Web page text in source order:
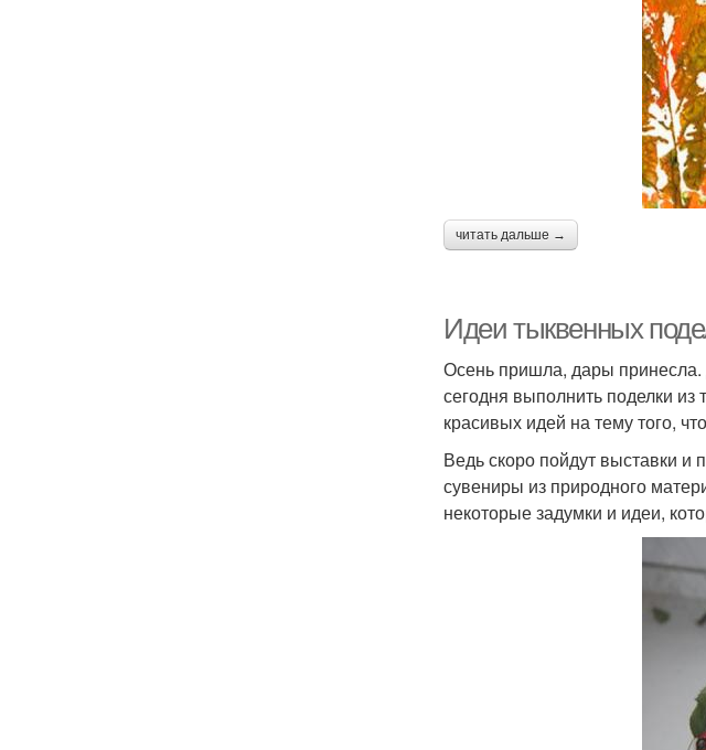
читать дальше →
Идеи тыквенных
Осень пришла, дары принесла.
сегодня выполнить поделки
красивых идей на тему того,
Ведь скоро пойдут выставки и
сувениры из природного
некоторые задумки и идеи,